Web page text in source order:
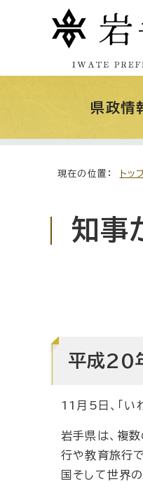
県政情
現在の位置： トッ
知事
平成20
11月5日、「い
岩手県は、複
行や教育旅行
国そして世界